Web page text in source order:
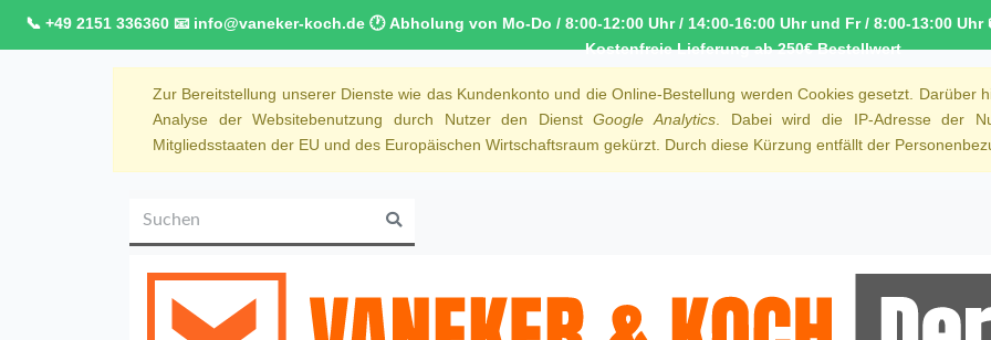
📞 +49 2151 336360 📧 info@vaneker-koch.de 🕐 Abholung von Mo-Do / 8:00-12:00 Uhr / 14:00-16:00 Uhr und Fr / 8:00-13:00
Kostenfreie Lieferung ab 250€ Bestellwert
Zur Bereitstellung unserer Dienste wie das Kundenkonto und die Online-Bestellung werden Cookies gesetzt. Darüber
Analyse der Websitebenutzung durch Nutzer den DienstGoogle Analytics . Dabei wird die IP-Adresse der
Mitgliedsstaaten der EU und des Europäischen Wirtschaftsraum gekürzt. Durch diese Kürzung entfällt der